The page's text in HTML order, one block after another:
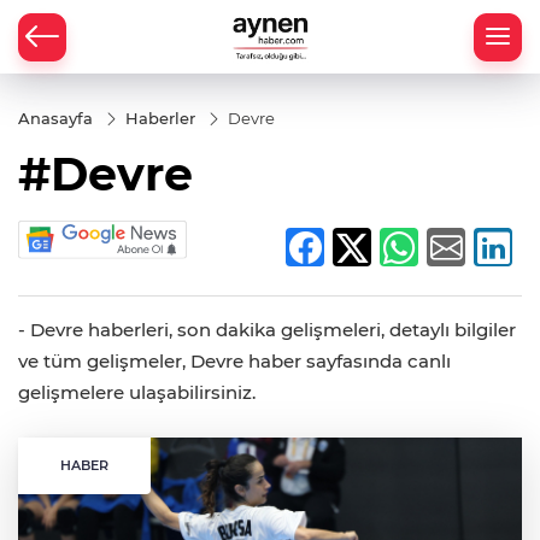
Anasayfa Haberler Devre
#Devre
- Devre haberleri, son dakika gelişmeleri, detaylı bilgiler
ve tüm gelişmeler, Devre haber sayfasında canlı
gelişmelere ulaşabilirsiniz.
HABER